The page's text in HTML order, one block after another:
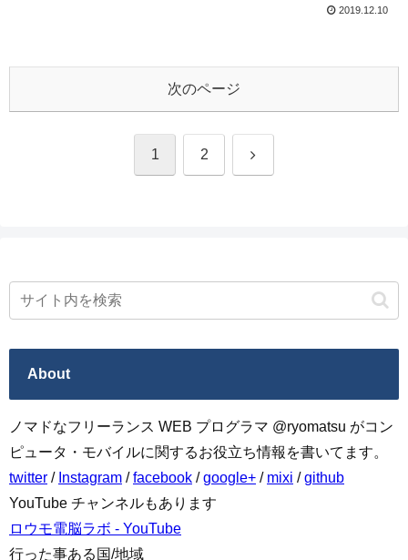
き方パクセー・シーパンドンあたりの旅行
2019.12.10
次のページ
1 2 次
About
ノマドなフリーランス WEB プログラマ @ryomatsu がコン
ピュータ・モバイルに関するお役立ち情報を書いてます。
twitter / Instagram /facebook /google+ / mixi /github
YouTube チャンネルもあります
ロウモ電脳ラボ - YouTube
行った事ある国/地域